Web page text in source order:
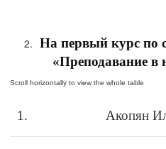
На первый курс по
«Преподавание в
1. Акопян